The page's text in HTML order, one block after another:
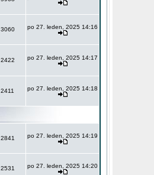
3060 po 27. leden, 2025 14:16
2422 po 27. leden, 2025 14:17
2411 po 27. leden, 2025 14:18
2841 po 27. leden, 2025 14:19
2531 po 27. leden, 2025 14:20